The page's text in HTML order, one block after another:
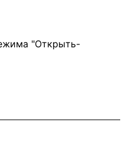
"Открыть-